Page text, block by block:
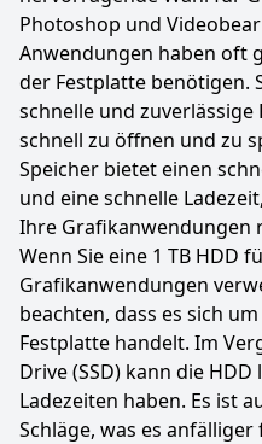
Photoshop und
Anwendungen haben oft
der Festplatte benötigen.
schnelle und
schnell zu öffnen und zu
Speicher bietet einen
und eine schnelle
Ihre Grafikanwendungen
Wenn Sie eine 1 TB HDD
Grafikanwendungen
beachten, dass es sich
Festplatte handelt. Im
Drive (SSD) kann die
Ladezeiten haben. Es ist
Schläge, was es